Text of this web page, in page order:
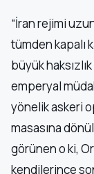
“İran rejimi
tümden kapalı
büyük
emperyal
yönelik askeri
masasına
görünen o ki,
kendilerince